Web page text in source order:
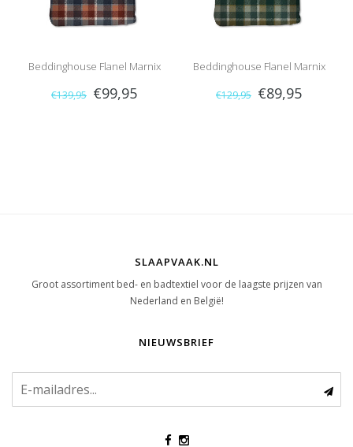
Beddinghouse Flanel Marnix
(Blue)
€139,95 €99,95
Beddinghouse Flanel Marnix
(Green)
€129,95 €89,95
SLAAPVAAK.NL
Groot assortiment bed- en badtextiel voor de laagste prijzen van
Nederland en België!
NIEUWSBRIEF